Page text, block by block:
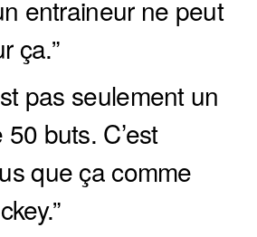
entraineur ne peut
ça.”
pas seulement un
buts. C’est
que ça comme